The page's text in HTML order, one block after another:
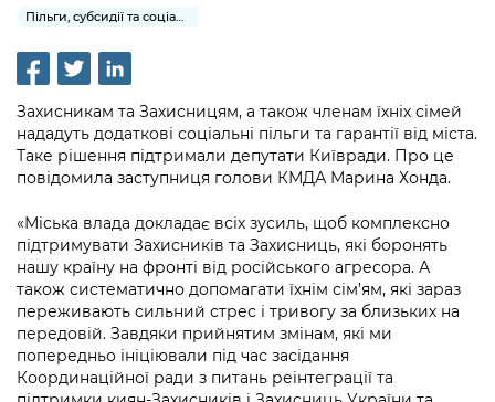
Рішення та розпорядження
Проєкти розпоряджень, що
перебувають на погодженні КМВА
Рішення Київради
Контактна інформація
Графік роботи та прийому громадян
Вакансії
Статистика
Звернення громадян
Освіта та навчальні заклади
Дороги, транспорт та парковки
Навколишнє середовище міста
Містобудування та земельні ділянки
Бізнес та ліцензування
Фінанси та бюджет
Безпека та правопорядок
Ритуальні послуги
Громадська експертиза
Громадський бюджет
Консультації з громадськістю
Громадська рада
Відкритий бюджет
Контактний центр
Допомога учасникам АТО
Рада з питань внутрішньо переміщених
Інформація з обмеженим доступом
Проекти нормативно-правових та
інших актів
Нормативна база
Питання і відповіді про публічну
інформацію
Порядок оскарження рішень, дій чи
бездіяльності розпорядників інформації
Медіагалерея
Підписатися на новини та анонси від
from the KCSA
Порядок акредитації медіа /
Accreditation process
Подати журналістський запит /
Submitting a media request
Зйомки в лікарнях в умовах воєнного
стану / Rules for media coverage of
hospitals at work under martial law
Захисникам та Захисницям, а також членам їхніх сімей
нададуть додаткові соціальні пільги та гарантії від міста.
Таке рішення підтримали депутати Київради. Про це
повідомила заступниця голови КМДА Марина Хонда.
«Міська влада докладає всіх зусиль, щоб комплексно
підтримувати Захисників та Захисниць, які боронять
нашу країну на фронті від російського агресора. А
також систематично допомагати їхнім сім’ям, які зараз
переживають сильний стрес і тривогу за близьких на
передовій. Завдяки прийнятим змінам, які ми
попередньо ініціювали під час засідання
Координаційної ради з питань реінтеграції та